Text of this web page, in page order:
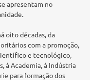
apresentam no
oito décadas, da
com a promoção,
e tecnológico,
à Academia, à Indústria
para formação dos